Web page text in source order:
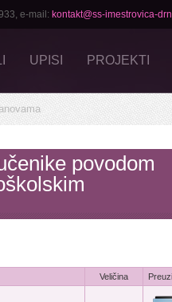
e-mail: kontakt@ss-imestrovica-
UPISI PROJEKTI
povodom
Veličina